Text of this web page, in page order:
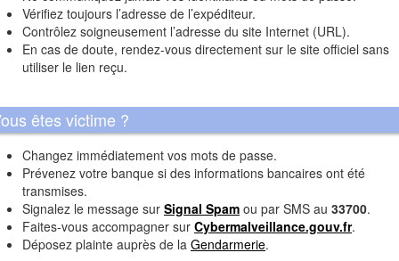
Vérifiez toujours l’adresse de l’expéditeur.
Contrôlez soigneusement l’adresse du site Internet (URL).
En cas de doute, rendez-vous directement sur le site officiel sans
utiliser le lien reçu.
êtes victime ?
Changez immédiatement vos mots de passe.
Prévenez votre banque si des informations bancaires ont été
transmises.
Signalez le message sur Signal Spam ou par SMS au 33700.
Faites-vous accompagner sur Cybermalveillance.gouv.fr.
Déposez plainte auprès de la Gendarmerie.